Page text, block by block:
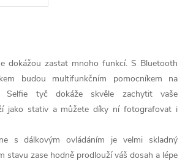
dokážou zastat mnoho funkcí. S Bluetooth
budou multifunkčním pomocníkem na
Selfie tyč dokáže skvěle zachytit vaše
jako stativ a můžete díky ní fotografovat i
s dálkovým ovládáním je velmi skladný
stavu zase hodně prodlouží váš dosah a lépe